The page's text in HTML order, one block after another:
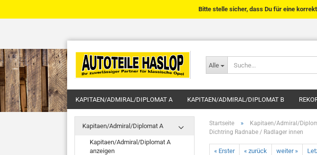
Alle
Bitte stelle sicher, dass Du für eine
KAPITAEN/ADMIRAL/DIPLOMAT A KAPITAEN/ADMIRAL/DIPLOMAT B
Startseite » Kapitaen/Admiral/
Dichtring Radnabe / Radlager innen
« Erster « zurück weiter »
Kapitaen/Admiral/Diplomat A
Kapitaen/Admiral/Diplomat A
anzeigen